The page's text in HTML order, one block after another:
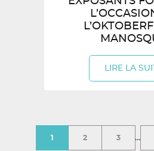
LIRE LA
1 2 3 …